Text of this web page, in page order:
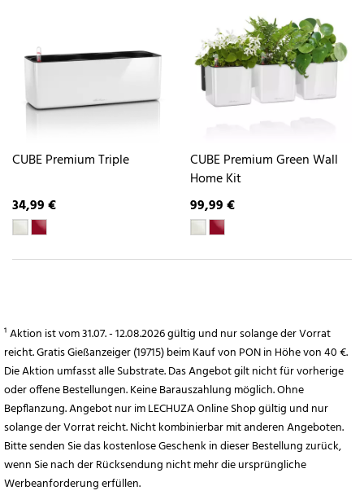
CUBE Premium Triple
34,99 €
CUBE Premium Green Wall
Home Kit
99,99 €
¹ Aktion ist vom 31.07. - 12.08.2026 gültig und nur solange der Vorrat
reicht. Gratis Gießanzeiger (19715) beim Kauf von PON in Höhe von 40 €.
Die Aktion umfasst alle Substrate. Das Angebot gilt nicht für vorherige
oder offene Bestellungen. Keine Barauszahlung möglich. Ohne
Bepflanzung. Angebot nur im LECHUZA Online Shop gültig und nur
solange der Vorrat reicht. Nicht kombinierbar mit anderen Angeboten.
Bitte senden Sie das kostenlose Geschenk in dieser Bestellung zurück,
wenn Sie nach der Rücksendung nicht mehr die ursprüngliche
Werbeanforderung erfüllen.